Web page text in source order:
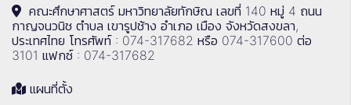
คณะศึกษาศาสตร์ มหาวิทยาลัยทักษิณ เลขที่ 140 หมู่ 4 ถนน
กาญจนวนิช ตำบล เขารูปช้าง อำเภอ เมือง จังหวัดสงขลา,
ประเทศไทย โทรศัพท์ : 074-317682 หรือ 074-317600 ต่อ
3101 แฟกซ์ : 074-317682
แผนที่ตั้ง